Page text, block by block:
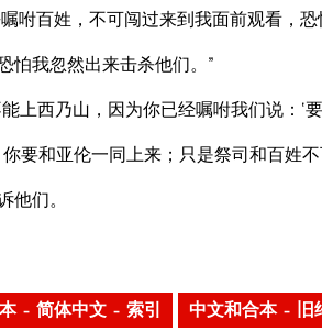
咐百姓，不可闯过来到我面前观看，恐
怕我忽然出来击杀他们。”
上西乃山，因为你已经嘱咐我们说：‘
要和亚伦一同上来；只是祭司和百姓
们。
– 简体中文 – 索引 中文和合本 – 旧